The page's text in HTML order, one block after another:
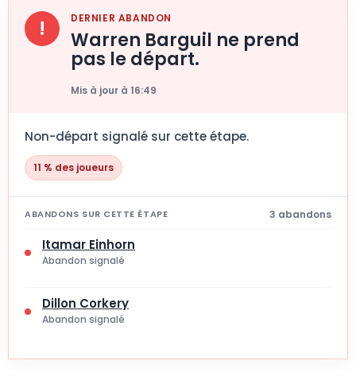
! DERNIER ABANDON
Warren Barguil ne prend
pas le départ.
Mis à jour à 16:49
Non-départ signalé sur cette étape.
11 % des joueurs
ABANDONS SUR CETTE ÉTAPE 3 abandons
Itamar Einhorn
Abandon signalé
Dillon Corkery
Abandon signalé